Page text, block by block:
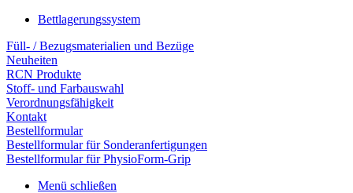
Bettlagerungssystem
Füll- / Bezugsmaterialien und Bezüge
Neuheiten
RCN Produkte
Stoff- und Farbauswahl
Verordnungsfähigkeit
Kontakt
Bestellformular
Bestellformular für Sonderanfertigungen
Bestellformular für PhysioForm-Grip
Menü schließen